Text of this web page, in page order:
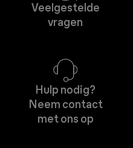
Veelgestelde
vragen
Hulp nodig?
Neem contact
met ons op